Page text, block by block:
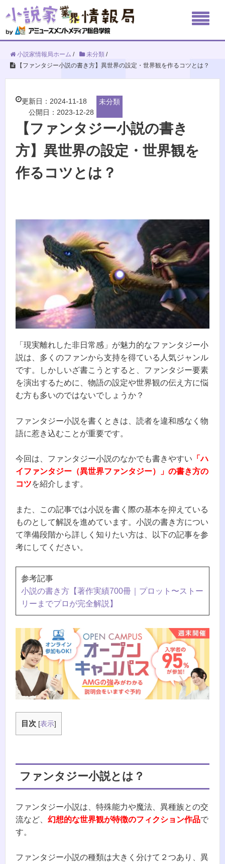
小説家情報局ホーム / 未分類 /
【ファンタジー小説の書き方】異世界の設定・世界観を作るコツとは？
更新日：2024-11-18
公開日：2023-12-28
未分類
【ファンタジー小説の書き
方】異世界の設定・世界観を
作るコツとは？
「現実離れした非日常感」が魅力的なファンタジー小
説は、多くのファンから支持を得ている人気ジャンル
です。しかしいざ書こうとすると、ファンタジー要素
を演出するために、物語の設定や世界観の伝え方に悩
む方も多いのではないでしょうか？
ファンタジー小説を書くときは、読者を違和感なく物
語に惹き込むことが重要です。
今回は、ファンタジー小説のなかでも書きやすい 「ハ
イファンタジー（異世界ファンタジー）」の書き方の
コツを紹介します。
また、この記事では小説を書く際の基本を抑えている
ものとして解説を進めています。小説の書き方につい
て準備段階から詳しく知りたい方は、以下の記事を参
考にしてください。
参考記事
小説の書き方【著作実績700冊｜プロット〜ストー
リーまでプロが完全解説】
目次 [表示]
ファンタジー小説とは？
ファンタジー小説は、特殊能力や魔法、異種族との交
流など、 幻想的な世界観が特徴のフィクション作品で
す。
ファンタジー小説の種類は大きく分けて２つあり、異